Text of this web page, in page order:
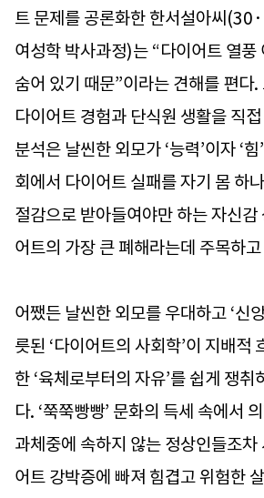
트 문제를 공론화한 한서설아씨
여성학 박사과정)는 “다이어트 열풍
숨어 있기 때문”이라는 견해를 편다.
다이어트 경험과 단식원 생활을 직
분석은 날씬한 외모가 ‘능력’이자 ‘
회에서 다이어트 실패를 자기 몸 하
절감으로 받아들여야만 하는 자신감
어트의 가장 큰 폐해라는데 주목하
어쨌든 날씬한 외모를 우대하고 ‘신
릇된 ‘다이어트의 사회학’이 지배적
한 ‘육체로부터의 자유’를 쉽게 쟁취
다. ‘쭉쭉빵빵’ 문화의 득세 속에서
과체중에 속하지 않는 정상인들조차
어트 강박증에 빠져 힘겹고 위험한